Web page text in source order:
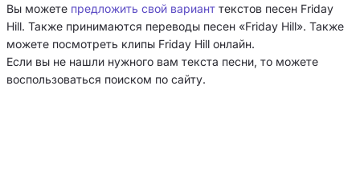
Вы можете предложить свой вариант текстов песен Friday
Hill. Также принимаются переводы песен «Friday Hill». Также
можете посмотреть клипы Friday Hill онлайн.
Если вы не нашли нужного вам текста песни, то можете
воспользоваться поиском по сайту.